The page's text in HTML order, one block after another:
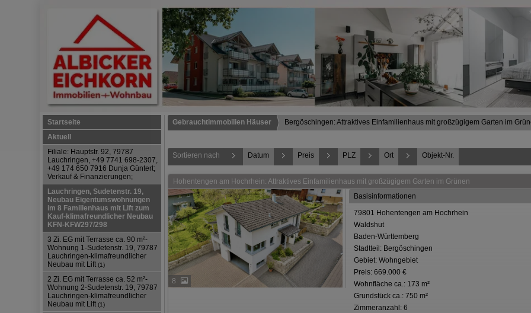
Startseite
Aktuell
Filiale: Hauptstr. 92, 79787
Lauchringen, +49 7741 698-2307,
+49 174 650 7916 Dunja Güntert;
Verkauf & Finanzierungen;
Lauchringen, Sudetenstr. 19,
Neubau Eigentumswohnungen
im 8 Familienhaus mit Lift zum
Kauf-klimafreundlicher Neubau
KFN-KFW297/298
3 Zi. EG mit Terrasse ca. 90 m²-
Wohnung 1-Sudetenstr. 19, 79787
Lauchringen-klimafreundlicher
Neubau mit Lift(1)
2 Zi. EG mit Terrasse ca. 52 m²-
Wohnung 2-Sudetenstr. 19, 79787
Lauchringen-klimafreundlicher
Neubau mit Lift(1)
Gebrauchtimmobilien Häuser Bergöschingen: Attraktives Einfamilienhaus mit großzügigem Garten im
Sortieren nach Datum Preis PLZ Ort Objekt-Nr.
Hohentengen am Hochrhein: Attraktives Einfamilienhaus mit großzügigem Garten im Grünen
8
Basisinformationen
79801 Hohentengen am Hochrhein
Waldshut
Baden-Württemberg
Stadtteil: Bergöschingen
Gebiet: Wohngebiet
Preis: 669.000 €
Wohnfläche ca.: 173 m²
Grundstück ca.: 750 m²
Zimmeranzahl: 6